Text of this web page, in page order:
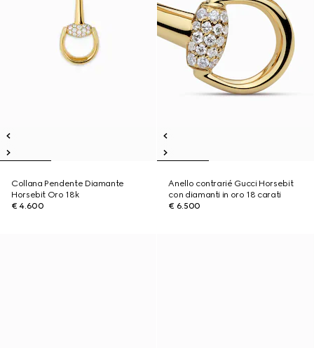
Collana Pendente Diamante
Horsebit Oro 18k
€ 4.600
Anello contrarié Gucci Horsebit
con diamanti in oro 18 carati
€ 6.500